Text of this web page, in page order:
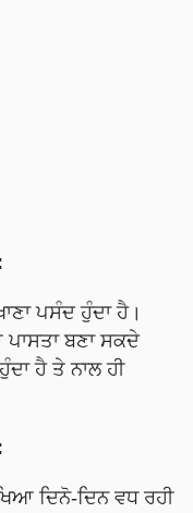
ਪਸੰਦ ਹੁੰਦਾ ਹੈ।
ਬਣਾ ਸਕਦੇ
ਹੈ ਤੇ ਨਾਲ ਹੀ
ਦਿਨੋ-ਦਿਨ ਵਧ ਰਹੀ